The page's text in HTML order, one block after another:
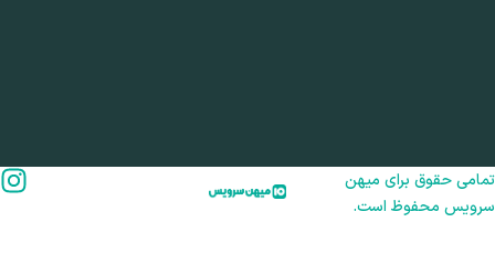
حقوق برای میهن
محفوظ است.